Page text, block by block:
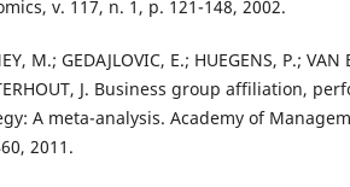
v. 117, n. 1, p. 121-148, 2002.
M.; GEDAJLOVIC, E.; HUEGENS, P.; VAN
J. Business group affiliation,
A meta-analysis. Academy of
2011.